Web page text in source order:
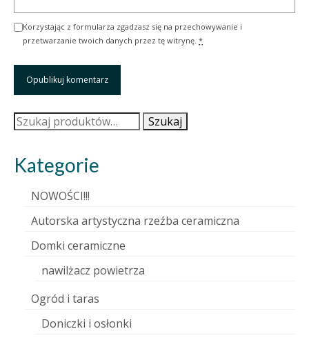
Korzystając z formularza zgadzasz się na przechowywanie i
przetwarzanie twoich danych przez tę witrynę. *
Szukaj: Szukaj
Kategorie
NOWOŚCI!!!
Autorska artystyczna rzeźba ceramiczna
Domki ceramiczne
nawilżacz powietrza
Ogród i taras
Doniczki i osłonki